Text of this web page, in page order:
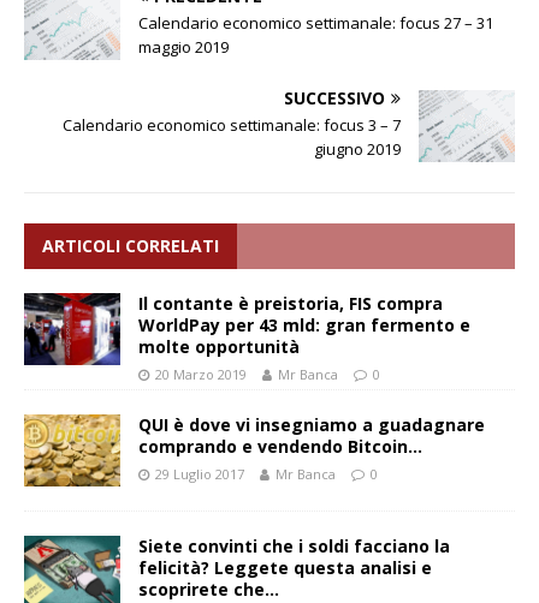
Calendario economico settimanale: focus 27 – 31
maggio 2019
SUCCESSIVO
Calendario economico settimanale: focus 3 – 7
giugno 2019
ARTICOLI CORRELATI
Il contante è preistoria, FIS compra
WorldPay per 43 mld: gran fermento e
molte opportunità
20 Marzo 2019 Mr Banca 0
QUI è dove vi insegniamo a guadagnare
comprando e vendendo Bitcoin…
29 Luglio 2017 Mr Banca 0
Siete convinti che i soldi facciano la
felicità? Leggete questa analisi e
scoprirete che…